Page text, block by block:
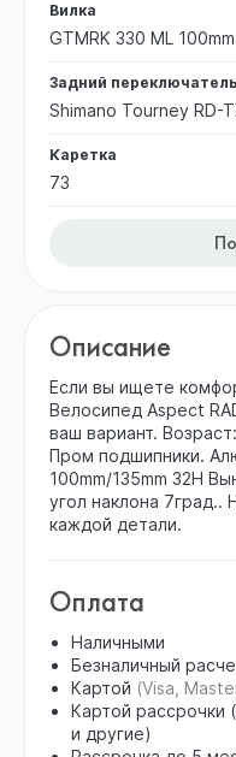
Вилка
GTMRK 330 ML 100mm
Задний переключатель
Shimano Tourney RD-
Каретка
73
Описание
Если вы ищете
Велосипед Aspect
ваш вариант.
Пром подшипники.
100mm/135mm 32H
угол наклона
каждой детали.
Оплата
Наличными
Безналичный
Картой (Visa,
Картой рассрочки
и другие)